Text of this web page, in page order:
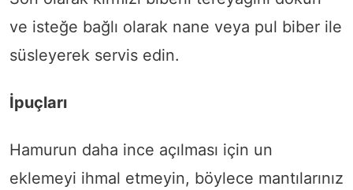
ve isteğe bağlı olarak nane veya pul biber ile
süsleyerek servis edin.
İpuçları
Hamurun daha ince açılması için un
eklemeyi ihmal etmeyin, böylece mantılarınız